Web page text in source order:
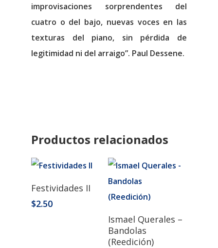
improvisaciones sorprendentes del
cuatro o del bajo, nuevas voces en las
texturas del piano, sin pérdida de
legitimidad ni del arraigo”. Paul Dessene.
Productos relacionados
Añadir Al Carrito
Festividades II
$2.50
Añadir Al Carrito
Ismael Querales –
Bandolas
(Reedición)